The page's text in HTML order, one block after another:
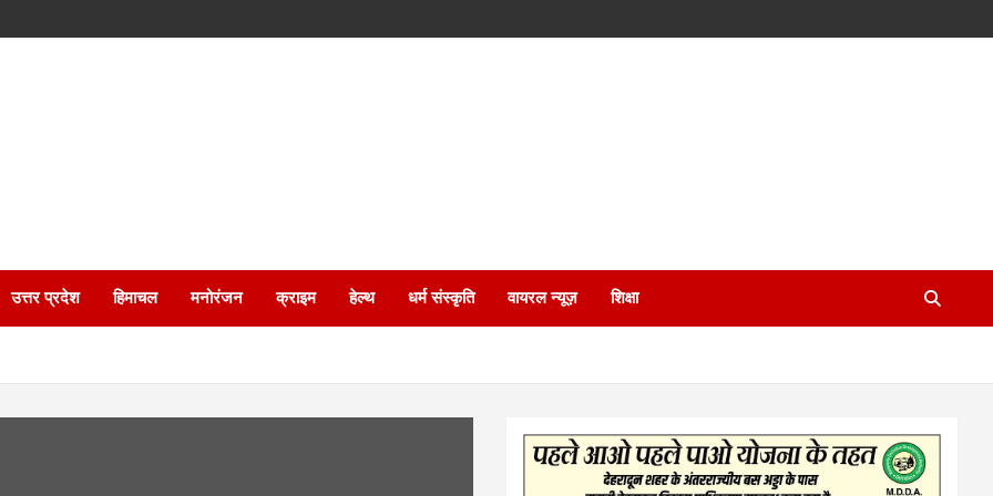
उत्तर प्रदेश हिमाचल मनोरंजन क्राइम हेल्थ धर्म संस्कृति वायरल न्यूज़ शिक्षा